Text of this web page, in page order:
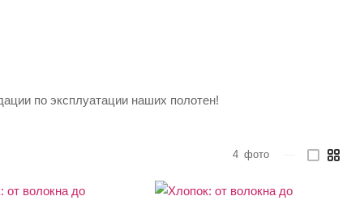
по эксплуатации наших полотен!
4 фото